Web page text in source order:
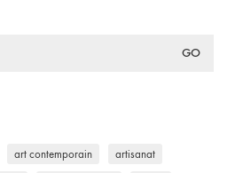
art contemporain artisanat